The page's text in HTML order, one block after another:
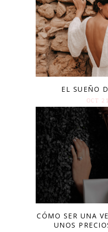
EL SUEÑO
OCT
CÓMO SER UNA
UNOS